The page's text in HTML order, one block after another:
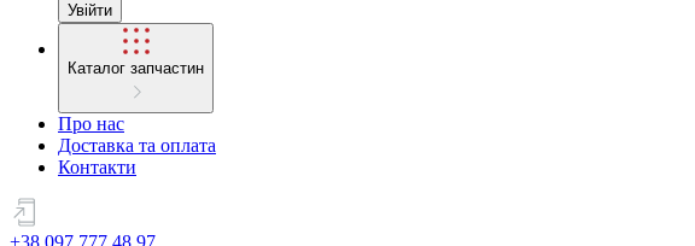
Увійти
Каталог запчастин
Про нас
Доставка та оплата
Контакти
+38 097 777 48 97